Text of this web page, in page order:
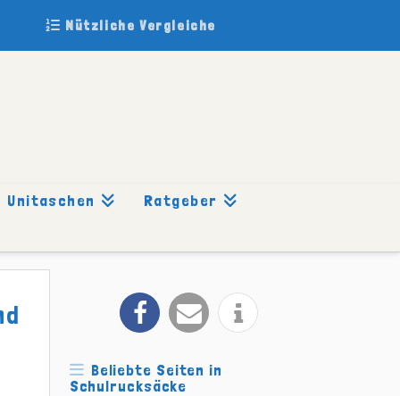
Nützliche Vergleiche
Unitaschen Ratgeber
Beliebte Seiten in
Schulrucksäcke